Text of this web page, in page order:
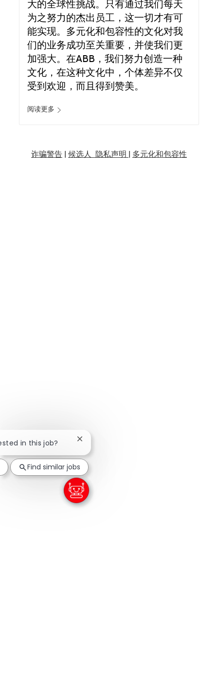
大的全球性挑战。只有通过我们每天
为之努力的杰出员工，这一切才有可
能实现。多元化和包容性的文化对我
们的业务成功至关重要，并使我们更
加强大。在ABB，我们努力创造一种
文化，在这种文化中，个体差异不仅
受到欢迎，而且得到赞美。
阅读更多
诈骗警告| 候选人 隐私声明 | 多元化和包容性
in this job? Close chatbot notification
Find similar jobs